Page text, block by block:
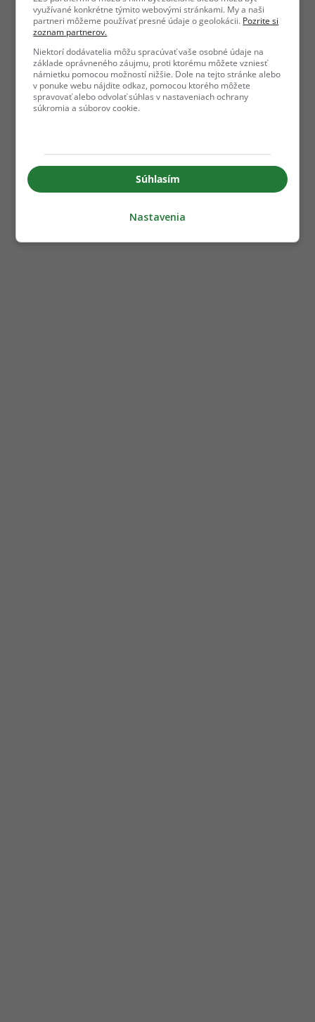
využívané konkrétne týmito webovými stránkami. My a naši
partneri môžeme používať presné údaje o geolokácii. Pozrite si
zoznam partnerov.
Niektorí dodávatelia môžu spracúvať vaše osobné údaje na
základe oprávneného záujmu, proti ktorému môžete vzniesť
námietku pomocou možností nižšie. Dole na tejto stránke alebo
v ponuke webu nájdite odkaz, pomocou ktorého môžete
spravovať alebo odvolať súhlas v nastaveniach ochrany
súkromia a súborov cookie.
Súhlasím
Nastavenia